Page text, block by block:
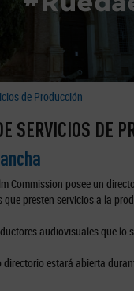
de Producción
SERVICIOS DE
Commission posee un
presten servicios a la
audiovisuales que lo
estará abierta